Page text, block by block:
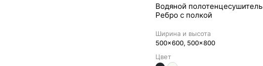
Водяной полотенцесушитель
Ребро с полкой
Ширина и высота
500x600, 500x800
Цвет